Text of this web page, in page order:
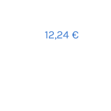
12,24€